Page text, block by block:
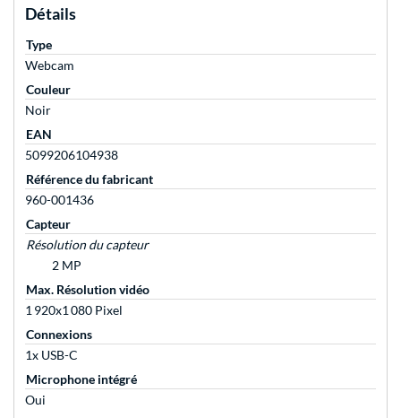
Détails
Type
Webcam
Couleur
Noir
EAN
5099206104938
Référence du fabricant
960-001436
Capteur
Résolution du capteur
2 MP
Max. Résolution vidéo
1 920x1 080 Pixel
Connexions
1x USB-C
Microphone intégré
Oui